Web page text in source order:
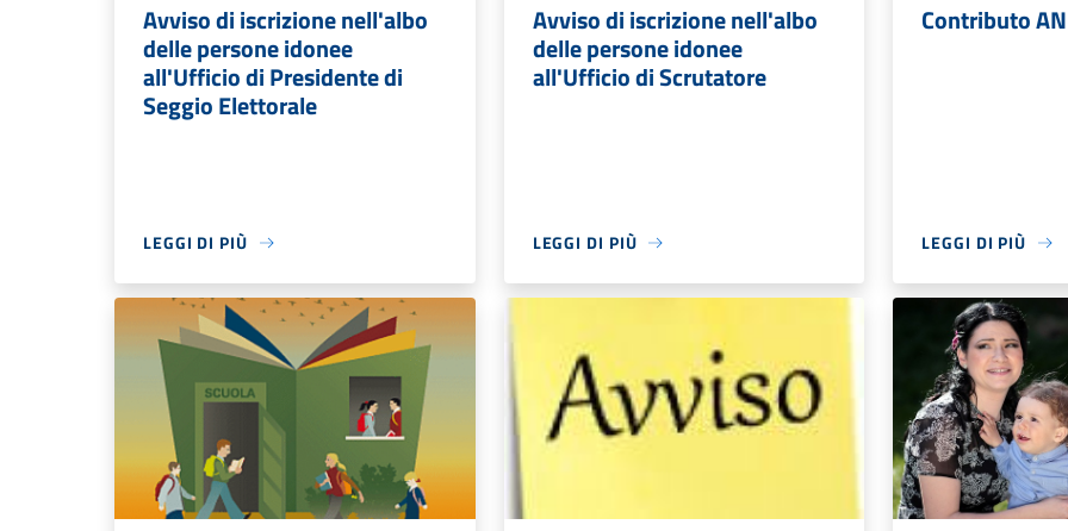
Avviso di iscrizione nell'albo
delle persone idonee
all'Ufficio di Presidente di
Seggio Elettorale
LEGGI DI PIÙ
Avviso di iscrizione nell'albo
delle persone idonee
all'Ufficio di Scrutatore
LEGGI DI PIÙ
Contributo
LEGGI DI PIÙ